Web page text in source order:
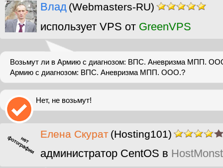
Влад (Webmasters-RU)
использует VPS от GreenVPS
Возьмут ли в Армию с диагнозом: ВПС. Аневризма МПП.
Армию с диагнозом: ВПС. Аневризма МПП. ООО.?
Нет, не возьмут!
Елена Скурат (Hosting101)
администратор CentOS в